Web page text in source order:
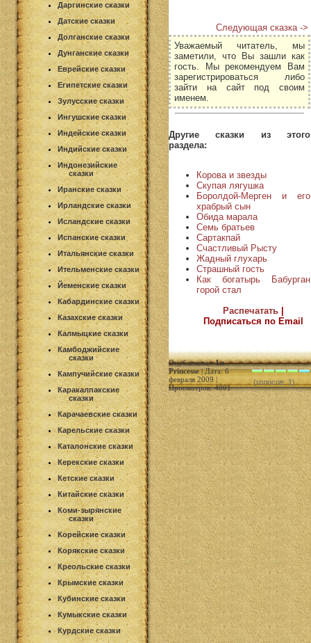
Даргинские сказки
Датские сказки
Долганские сказки
Дунганские сказки
Еврейские сказки
Египетские сказки
Зулусские сказки
Ингушские сказки
Индейские сказки
Индийские сказки
Индонезийские
сказки
Иранские сказки
Ирландские сказки
Исландские сказки
Испанские сказки
Итальянские сказки
Ительменские сказки
Йеменские сказки
Кабардинские сказки
Казахские сказки
Калмыцкие сказки
Камбоджийские
сказки
Кампучийские сказки
Каракалпакские
сказки
Карачаевские сказки
Карельские сказки
Каталонские сказки
Керекские сказки
Кетские сказки
Китайские сказки
Коми-зырянские
сказки
Корейские сказки
Корякские сказки
Креольские сказки
Крымские сказки
Кубинские сказки
Кумыкские сказки
Курдские сказки
Следующая сказка ->
Уважаемый читатель, мы
заметили, что Вы зашли как
гость. Мы рекомендуем Вам
зарегистрироваться либо
зайти на сайт под своим
именем.
Другие сказки из этого
раздела:
Корова и звезды
Скупая лягушка
Боролдой-Мерген и его
храбрый сын
Обида марала
Семь братьев
Сартакпай
Счастливый Рысту
Жадный глухарь
Страшный гость
Как богатырь Бабурган
горой стал
Распечатать
Подписаться по Email
Опубликовал:La
Princesse| Дата: 6
февраля 2009 |
Просмотров: 4001
(голосов: 1)